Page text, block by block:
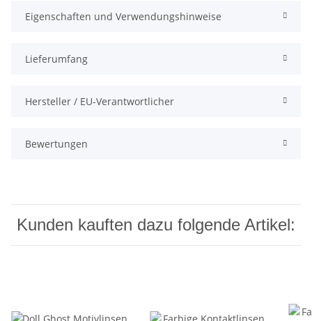
Eigenschaften und Verwendungshinweise
Lieferumfang
Hersteller / EU-Verantwortlicher
Bewertungen
Kunden kauften dazu folgende Artikel: